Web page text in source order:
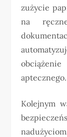
zużycie
na
aptecznego.
Kolejnym